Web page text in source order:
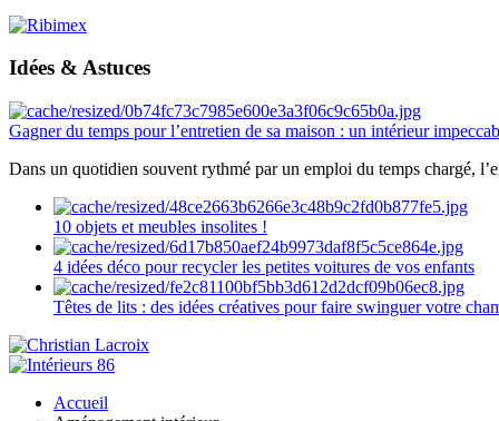
Idées & Astuces
Gagner du temps pour l’entretien de sa maison : un intérieur
Dans un quotidien souvent rythmé par un emploi du temps chargé,
10 objets et meubles insolites !
4 idées déco pour recycler les petites voitures de vos enfants
Têtes de lits : des idées créatives pour faire swinguer votre
Accueil